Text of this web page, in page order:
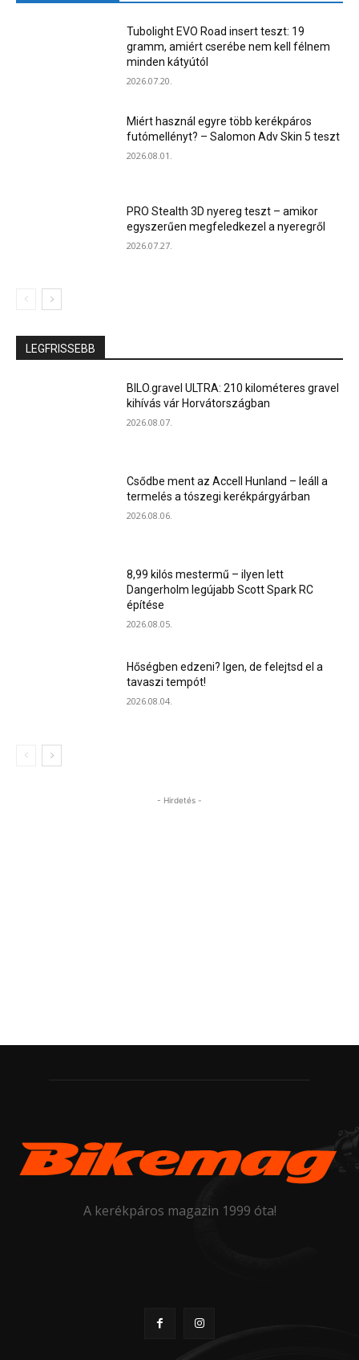
Tubolight EVO Road insert teszt: 19
gramm, amiért cserébe nem kell félnem
minden kátyútól
2026.07.20.
Miért használ egyre több kerékpáros
futómellényt? – Salomon Adv Skin 5 teszt
2026.08.01.
PRO Stealth 3D nyereg teszt – amikor
egyszerűen megfeledkezel a nyeregről
2026.07.27.
LEGFRISSEBB
BILO.gravel ULTRA: 210 kilométeres gravel
kihívás vár Horvátországban
2026.08.07.
Csődbe ment az Accell Hunland – leáll a
termelés a tószegi kerékpárgyárban
2026.08.06.
8,99 kilós mestermű – ilyen lett
Dangerholm legújabb Scott Spark RC
építése
2026.08.05.
Hőségben edzeni? Igen, de felejtsd el a
tavaszi tempót!
2026.08.04.
- Hirdetés -
A kerékpáros magazin 1999 óta!